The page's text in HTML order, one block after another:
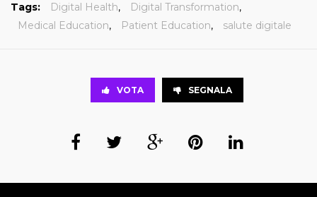
Tags: Digital Health, Digital Transformation,
Medical Education, Patient Education, salute digitale
VOTA SEGNALA